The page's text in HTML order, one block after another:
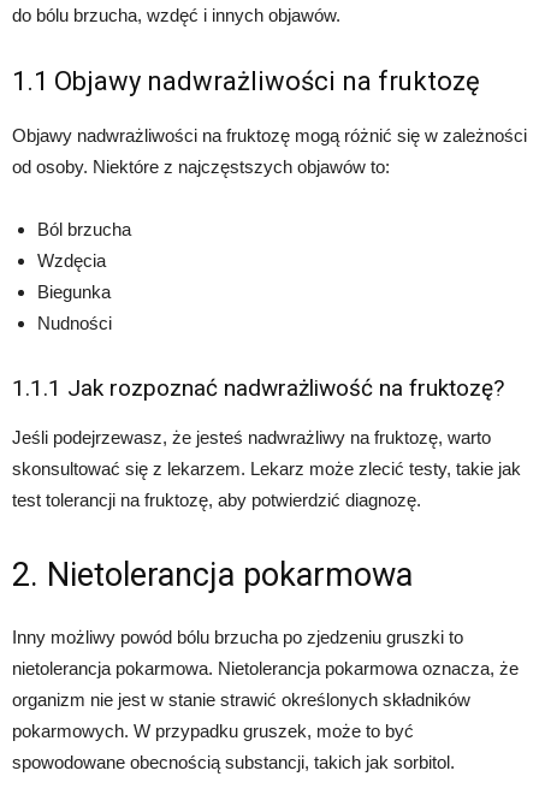
do bólu brzucha, wzdęć i innych objawów.
1.1 Objawy nadwrażliwości na fruktozę
Objawy nadwrażliwości na fruktozę mogą różnić się w zależności
od osoby. Niektóre z najczęstszych objawów to:
Ból brzucha
Wzdęcia
Biegunka
Nudności
1.1.1 Jak rozpoznać nadwrażliwość na fruktozę?
Jeśli podejrzewasz, że jesteś nadwrażliwy na fruktozę, warto
skonsultować się z lekarzem. Lekarz może zlecić testy, takie jak
test tolerancji na fruktozę, aby potwierdzić diagnozę.
2. Nietolerancja pokarmowa
Inny możliwy powód bólu brzucha po zjedzeniu gruszki to
nietolerancja pokarmowa. Nietolerancja pokarmowa oznacza, że
organizm nie jest w stanie strawić określonych składników
pokarmowych. W przypadku gruszek, może to być
spowodowane obecnością substancji, takich jak sorbitol.